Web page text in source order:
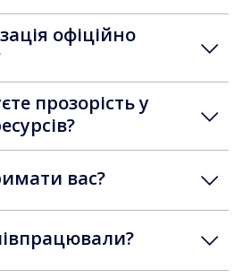
офіційно
прозорість у
вас?